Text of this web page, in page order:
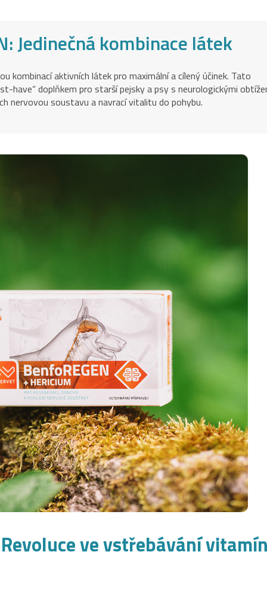
Jedinečná kombinace látek
kombinací aktivních látek pro maximální a cílený účinek. Tato
have“ doplňkem pro starší pejsky a psy s neurologickými
nervovou soustavu a navrací vitalitu do pohybu.
ve vstřebávání